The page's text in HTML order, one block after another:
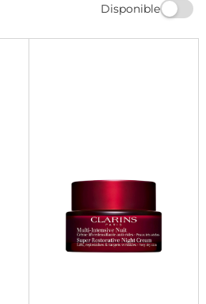
le meilleur de la beauté et du
Disponible